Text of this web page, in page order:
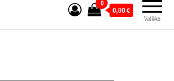
Valikko
0
0,00€